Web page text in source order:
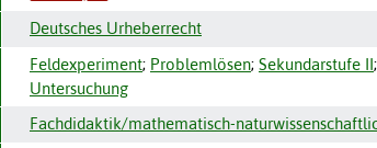
Deutsches Urheberrecht
Feldexperiment; Problemlösen; Sekundarstufe II;
Untersuchung
Fachdidaktik/mathematisch-